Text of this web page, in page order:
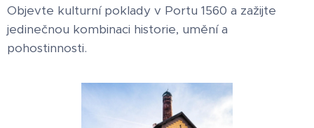
Objevte kulturní poklady v Portu 1560 a zažijte
jedinečnou kombinaci historie, umění a
pohostinnosti.